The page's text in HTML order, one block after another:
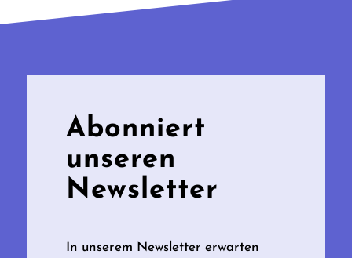
Abonniert
unseren
Newsletter
In unserem Newsletter erwarten